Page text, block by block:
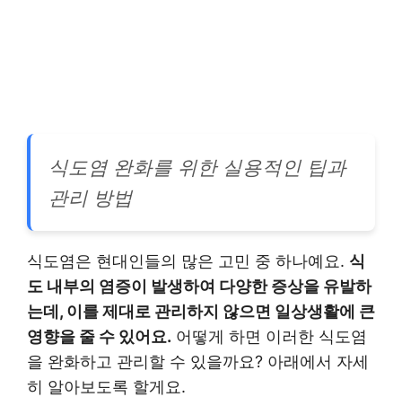
식도염 완화를 위한 실용적인 팁과
관리 방법
식도염은 현대인들의 많은 고민 중 하나예요. 식
도 내부의 염증이 발생하여 다양한 증상을 유발하
는데, 이를 제대로 관리하지 않으면 일상생활에 큰
영향을 줄 수 있어요. 어떻게 하면 이러한 식도염
을 완화하고 관리할 수 있을까요? 아래에서 자세
히 알아보도록 할게요.